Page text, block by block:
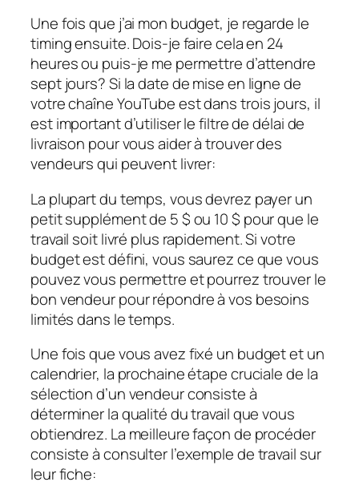
Une fois que j’ai mon budget, je regarde le
timing ensuite. Dois-je faire cela en 24
heures ou puis-je me permettre d’attendre
sept jours? Si la date de mise en ligne de
votre chaîne YouTube est dans trois jours, il
est important d’utiliser le filtre de délai de
livraison pour vous aider à trouver des
vendeurs qui peuvent livrer:
La plupart du temps, vous devrez payer un
petit supplément de 5 $ ou 10 $ pour que le
travail soit livré plus rapidement. Si votre
budget est défini, vous saurez ce que vous
pouvez vous permettre et pourrez trouver le
bon vendeur pour répondre à vos besoins
limités dans le temps.
Une fois que vous avez fixé un budget et un
calendrier, la prochaine étape cruciale de la
sélection d’un vendeur consiste à
déterminer la qualité du travail que vous
obtiendrez. La meilleure façon de procéder
consiste à consulter l’exemple de travail sur
leur fiche: